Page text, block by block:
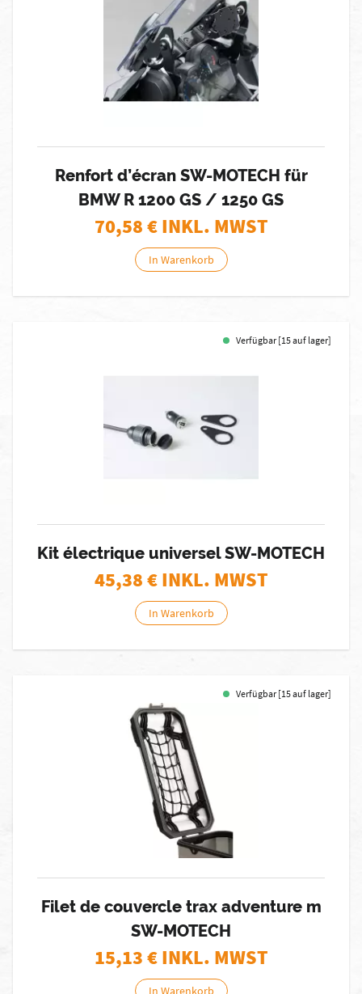
Renfort d’écran SW-MOTECH für
BMW R 1200 GS / 1250 GS
70,58€ INKL. MWST
In Warenkorb
Verfügbar [15 auf lager]
Kit électrique universel SW-MOTECH
45,38€ INKL. MWST
In Warenkorb
Verfügbar [15 auf lager]
Filet de couvercle trax adventure m
SW-MOTECH
15,13€ INKL. MWST
In Warenkorb